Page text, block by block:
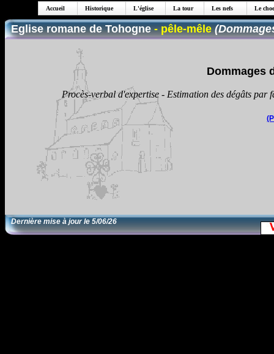
Accueil Historique L'église La tour Les nefs Le
Eglise romane de Tohogne- pêle-mêle(
Dommages
Procès-verbal d'expertise - Estimation des dégâts
Dernière mise à jour le5/06/26